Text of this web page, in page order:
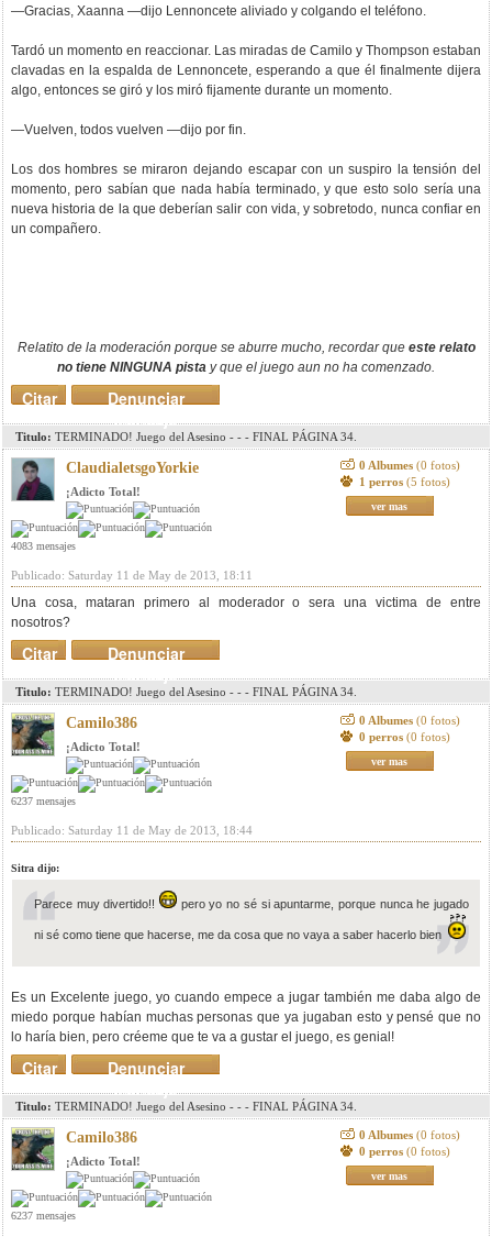
—Gracias, Xaanna —dijo Lennoncete aliviado y colgando el teléfono.
Tardó un momento en reaccionar. Las miradas de Camilo y Thompson estaban
clavadas en la espalda de Lennoncete, esperando a que él finalmente dijera
algo, entonces se giró y los miró fijamente durante un momento.
—Vuelven, todos vuelven —dijo por fin.
Los dos hombres se miraron dejando escapar con un suspiro la tensión del
momento, pero sabían que nada había terminado, y que esto solo sería una
nueva historia de la que deberían salir con vida, y sobretodo, nunca confiar en
un compañero.
Relatito de la moderación porque se aburre mucho, recordar que este relato
no tiene NINGUNA pista y que el juego aun no ha comenzado.
Denunciar
mensaje
Citar
Titulo: TERMINADO! Juego del Asesino - - - FINAL PÁGINA 34.
ClaudialetsgoYorkie
¡Adicto Total!
4083 mensajes
0 Albumes (0 fotos)
1 perros (5 fotos)
ver mas
Publicado: Saturday 11 de May de 2013, 18:11
Una cosa, mataran primero al moderador o sera una victima de entre
nosotros?
Denunciar
mensaje
Citar
Titulo: TERMINADO! Juego del Asesino - - - FINAL PÁGINA 34.
Camilo386
¡Adicto Total!
6237 mensajes
0 Albumes (0 fotos)
0 perros (0 fotos)
ver mas
Publicado: Saturday 11 de May de 2013, 18:44
Sitra dijo:
Parece muy divertido!! pero yo no sé si apuntarme, porque nunca he jugado
ni sé como tiene que hacerse, me da cosa que no vaya a saber hacerlo bien
Es un Excelente juego, yo cuando empece a jugar también me daba algo de
miedo porque habían muchas personas que ya jugaban esto y pensé que no
lo haría bien, pero créeme que te va a gustar el juego, es genial!
Denunciar
mensaje
Citar
Titulo: TERMINADO! Juego del Asesino - - - FINAL PÁGINA 34.
Camilo386
¡Adicto Total!
6237 mensajes
0 Albumes (0 fotos)
0 perros (0 fotos)
ver mas